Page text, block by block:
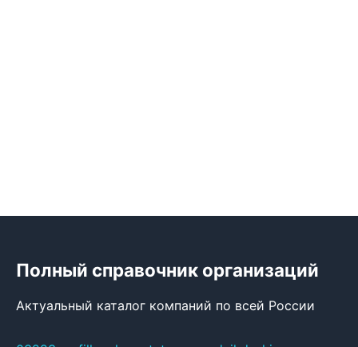
Полный справочник организаций
Актуальный каталог компаний по всей России